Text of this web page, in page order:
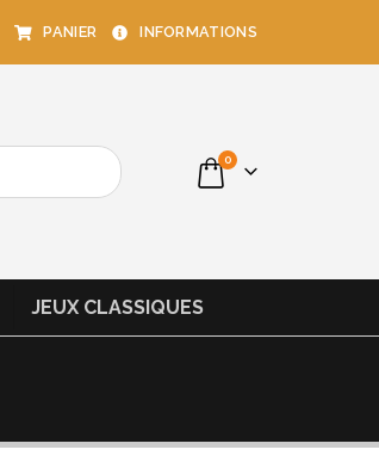
PANIER INFORMATIONS
0
JEUX CLASSIQUES